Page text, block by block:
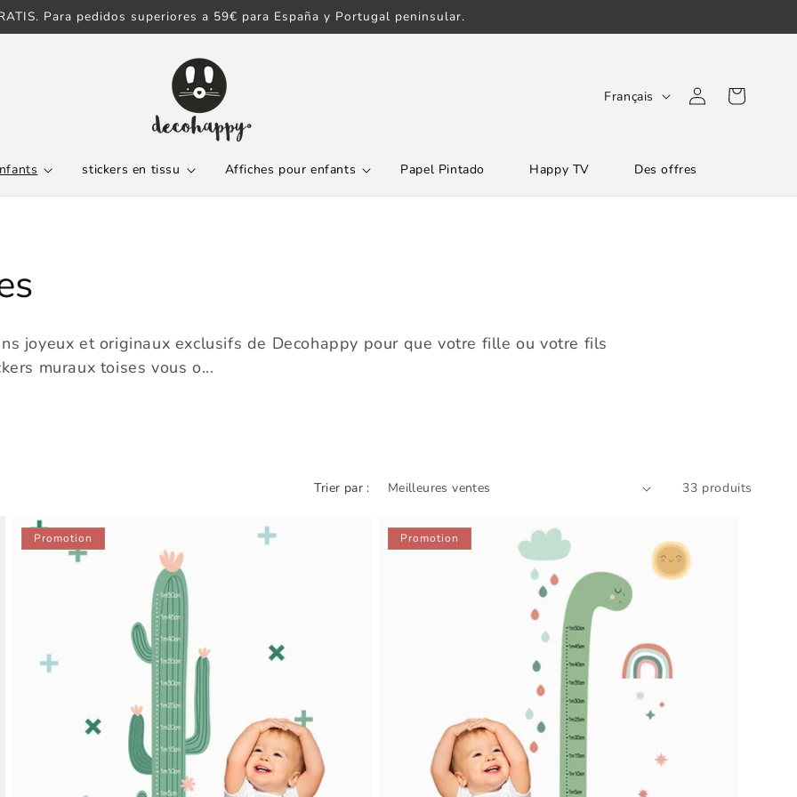
Para pedidos superiores a 59€ para España y Portugal peninsular.
stickers en tissu Affiches pour enfants Papel Pintado Happy TV Des offres
L
u
Français Connexion Panier
joyeux et originaux exclusifs de Decohappy pour que votre fille ou votre fils
muraux toises vous o...
Trier par : 33 produits
Promotion Promotion